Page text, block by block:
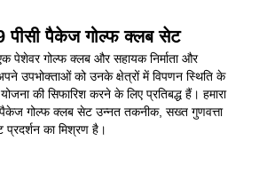
पीसी पैकेज गोल्फ क्लब सेट
पेशेवर गोल्फ क्लब और सहायक निर्माता और
उपभोक्ताओं को उनके क्षेत्रों में विपणन स्थिति के
की सिफारिश करने के लिए प्रतिबद्ध हैं। हमारा
गोल्फ क्लब सेट उन्नत तकनीक, सख्त गुणवत्ता
का मिश्रण है।